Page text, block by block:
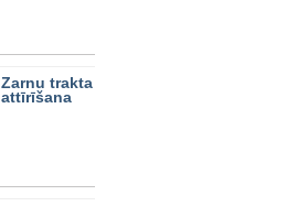
Zarnu trakta
attīrīšana